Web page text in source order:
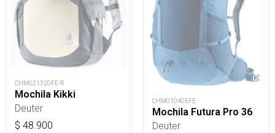
CHM021320FE-R
Mochila Kikki
Deuter
$ 48.900
CHM010405FE
Mochila Futura Pro 36
Deuter